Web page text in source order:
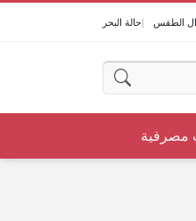
الطقس حالة البحر
مصرفية